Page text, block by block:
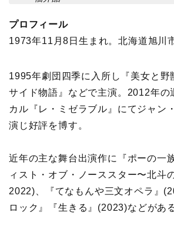
プロフィール
1973年11月8日生まれ。北海道旭川
1995年劇団四季に入所し『美女と野
サイド物語』などで主演。2012年の
カル『レ・ミゼラブル』にてジャン
演じ好評を博す。
近年の主な舞台出演作に『ポーの一
ィスト・オブ・ノーススター〜北斗
2022)、『てなもんや三文オペラ』
ロック』『生きる』(2023)などがある